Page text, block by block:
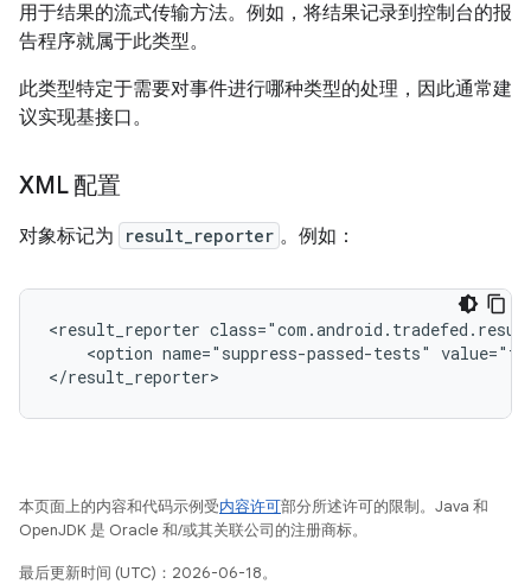
用于结果的流式传输方法。例如，将结果记录到控制台的报
告程序就属于此类型。
此类型特定于需要对事件进行哪种类型的处理，因此通常建
议实现基接口。
XML 配置
对象标记为 result_reporter 。例如：
<result_reporter
<option name="suppress-passed-tests"
本页面上的内容和代码示例受内容许可部分所述许可的限制。Java 和
OpenJDK 是 Oracle 和/或其关联公司的注册商标。
最后更新时间 (UTC)：2026-06-18。